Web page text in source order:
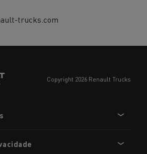
trucks.com
copyright 2026 Renault Trucks